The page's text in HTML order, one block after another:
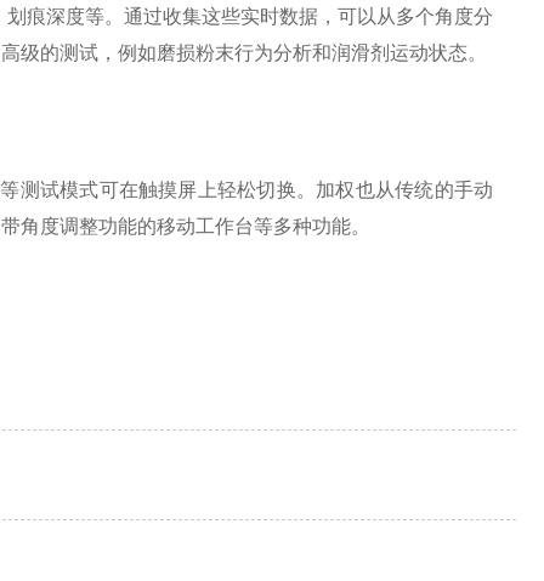
痕深度等。 通过收集这些实时数据，可以从多个角度分
级的测试，例如磨损粉末行为分析和润滑剂运动状态。
测试模式可在触摸屏上轻松切换。 加权也从传统的手动
角度调整功能的移动工作台等多种功能。